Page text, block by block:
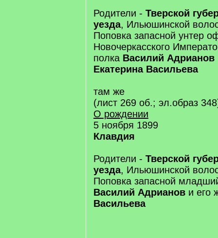
Родители - Тверской
уезда, Ильюшинской
Поповка запасной унтер
Новочеркасского
полка Василий Адрианов
Екатерина Васильева
там же
(лист 269 об.; эл.образ
О рождении
5 ноября 1899
Клавдия
Родители - Тверской
уезда, Ильюшинской
Поповка запасной
Василий Адрианов и его
Васильева